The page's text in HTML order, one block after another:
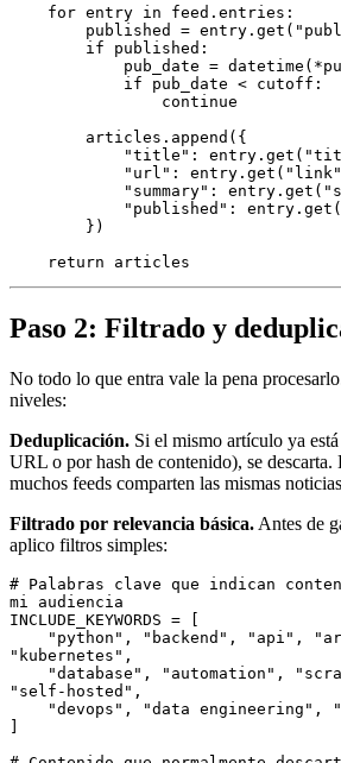
    for
entry in feed . entries :
        published
= entry . get (
        if
published :
            pub_date
= datetime ( *
            if
pub_date < cutoff :
                continue
        articles
. append ({
            "title"
: entry. get (
            "url"
: entry. get ( "link"
            "summary"
: entry. get (
            "published"
: entry. get (
        })
    return
articles
Paso 2: Filtrado y
No todo lo que entra vale la pena
niveles:
Deduplicación. Si el mismo artículo ya
URL o por hash de contenido), se descarta.
muchos feeds comparten las mismas
Filtrado por relevancia básica. Antes de
aplico filtros simples:
# Palabras clave que indican
mi audiencia
INCLUDE_KEYWORDS = [
    "python"
, "backend" , "api" ,
"kubernetes" ,
    "database"
, "automation" ,
"self-hosted" ,
    "devops"
, "data engineering" ,
]